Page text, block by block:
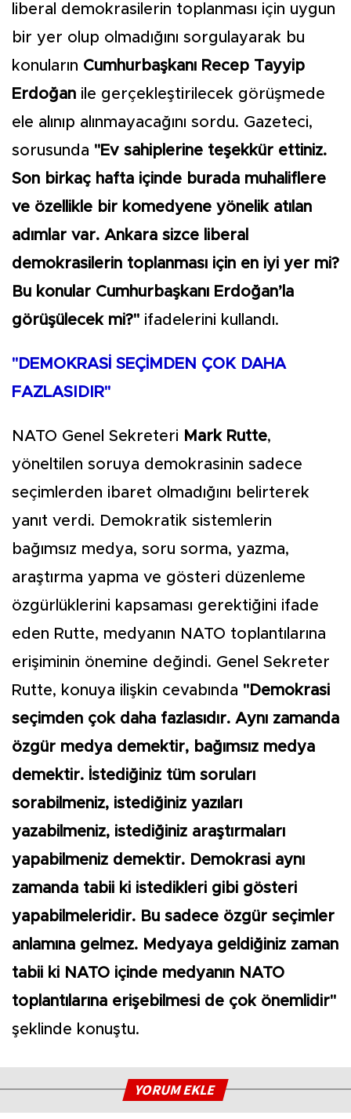
liberal demokrasilerin toplanması için uygun
bir yer olup olmadığını sorgulayarak bu
konuların Cumhurbaşkanı Recep Tayyip
Erdoğan ile gerçekleştirilecek görüşmede
ele alınıp alınmayacağını sordu. Gazeteci,
sorusunda "Ev sahiplerine teşekkür ettiniz.
Son birkaç hafta içinde burada muhaliflere
ve özellikle bir komedyene yönelik atılan
adımlar var. Ankara sizce liberal
demokrasilerin toplanması için en iyi yer mi?
Bu konular Cumhurbaşkanı Erdoğan’la
görüşülecek mi?" ifadelerini kullandı.
"DEMOKRASİ SEÇİMDEN ÇOK DAHA
FAZLASIDIR"
NATO Genel Sekreteri Mark Rutte,
yöneltilen soruya demokrasinin sadece
seçimlerden ibaret olmadığını belirterek
yanıt verdi. Demokratik sistemlerin
bağımsız medya, soru sorma, yazma,
araştırma yapma ve gösteri düzenleme
özgürlüklerini kapsaması gerektiğini ifade
eden Rutte, medyanın NATO toplantılarına
erişiminin önemine değindi. Genel Sekreter
Rutte, konuya ilişkin cevabında "Demokrasi
seçimden çok daha fazlasıdır. Aynı zamanda
özgür medya demektir, bağımsız medya
demektir. İstediğiniz tüm soruları
sorabilmeniz, istediğiniz yazıları
yazabilmeniz, istediğiniz araştırmaları
yapabilmeniz demektir. Demokrasi aynı
zamanda tabii ki istedikleri gibi gösteri
yapabilmeleridir. Bu sadece özgür seçimler
anlamına gelmez. Medyaya geldiğiniz zaman
tabii ki NATO içinde medyanın NATO
toplantılarına erişebilmesi de çok önemlidir"
şeklinde konuştu.
YORUM EKLE